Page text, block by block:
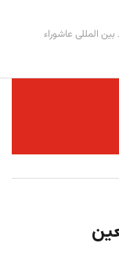
بین المللی عاشوراء